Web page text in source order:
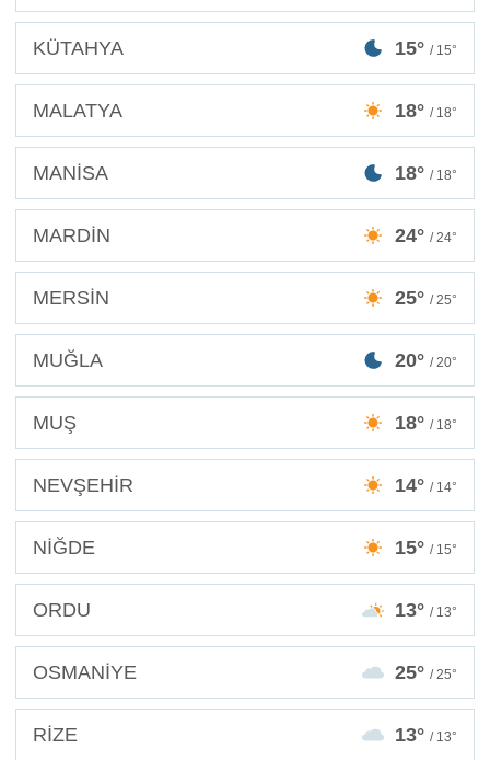
KÜTAHYA 15° / 15°
MALATYA 18° / 18°
MANİSA 18° / 18°
MARDİN 24° / 24°
MERSİN 25° / 25°
MUĞLA 20° / 20°
MUŞ 18° / 18°
NEVŞEHİR 14° / 14°
NİĞDE 15° / 15°
ORDU 13° / 13°
OSMANİYE 25° / 25°
RİZE 13° / 13°